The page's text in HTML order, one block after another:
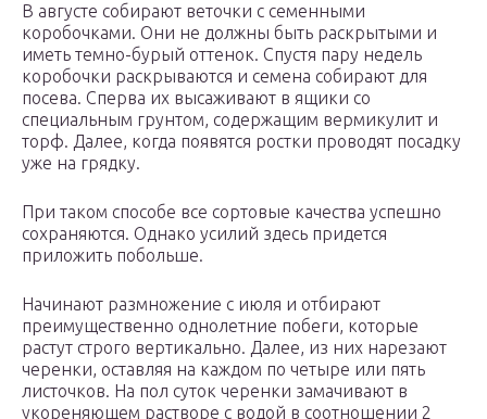
В августе собирают веточки с семенными
коробочками. Они не должны быть раскрытыми и
иметь темно-бурый оттенок. Спустя пару недель
коробочки раскрываются и семена собирают для
посева. Сперва их высаживают в ящики со
специальным грунтом, содержащим вермикулит и
торф. Далее, когда появятся ростки проводят посадку
уже на грядку.
При таком способе все сортовые качества успешно
сохраняются. Однако усилий здесь придется
приложить побольше.
Начинают размножение с июля и отбирают
преимущественно однолетние побеги, которые
растут строго вертикально. Далее, из них нарезают
черенки, оставляя на каждом по четыре или пять
листочков. На пол суток черенки замачивают в
укореняющем растворе с водой в соотношении 2